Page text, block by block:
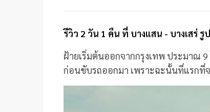
รีวิว 2 วัน 1 คืน ที่ บางแสน - บางเสร่ รู
ฝ้ายเริ่มต้นออกจากกรุงเทพ ประมาณ
ก่อนขับรถออกมา เพราะฉะนั้นที่แรกที่